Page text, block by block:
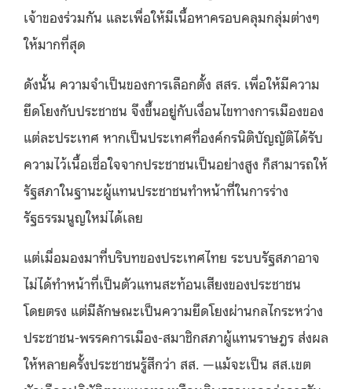
เจ้าของร่วมกัน และเพื่อให้มีเนื้อหาครอบคลุมกลุ่มต่างๆ
ให้มากที่สุด
ดังนั้น ความจำเป็นของการเลือกตั้ง สสร. เพื่อให้มีความ
ยึดโยงกับประชาชน จึงขึ้นอยู่กับเงื่อนไขทางการเมืองของ
แต่ละประเทศ หากเป็นประเทศที่องค์กรนิติบัญญัติได้รับ
ความไว้เนื้อเชื่อใจจากประชาชนเป็นอย่างสูง ก็สามารถให้
รัฐสภาในฐานะผู้แทนประชาชนทำหน้าที่ในการร่าง
รัฐธรรมนูญใหม่ได้เลย
แต่เมื่อมองมาที่บริบทของประเทศไทย ระบบรัฐสภาอาจ
ไม่ได้ทำหน้าที่เป็นตัวแทนสะท้อนเสียงของประชาชน
โดยตรง แต่มีลักษณะเป็นความยึดโยงผ่านกลไกระหว่าง
ประชาชน-พรรคการเมือง-สมาชิกสภาผู้แทนราษฎร ส่งผล
ให้หลายครั้งประชาชนรู้สึกว่า สส. —แม้จะเป็น สส.เขต